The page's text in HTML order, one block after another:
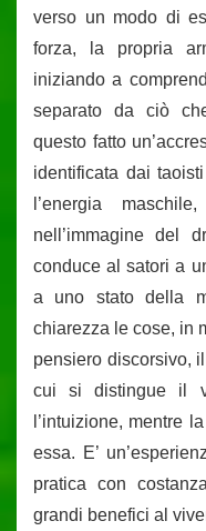
verso un modo di
forza, la propria
iniziando a
separato da ciò
questo fatto
identificata dai
l’energia
nell’immagine del
conduce al satori a
a uno stato della
chiarezza le cose, in
pensiero discorsivo,
cui si distingue il
l’intuizione, mentre
essa. E’
pratica con
grandi benefici al